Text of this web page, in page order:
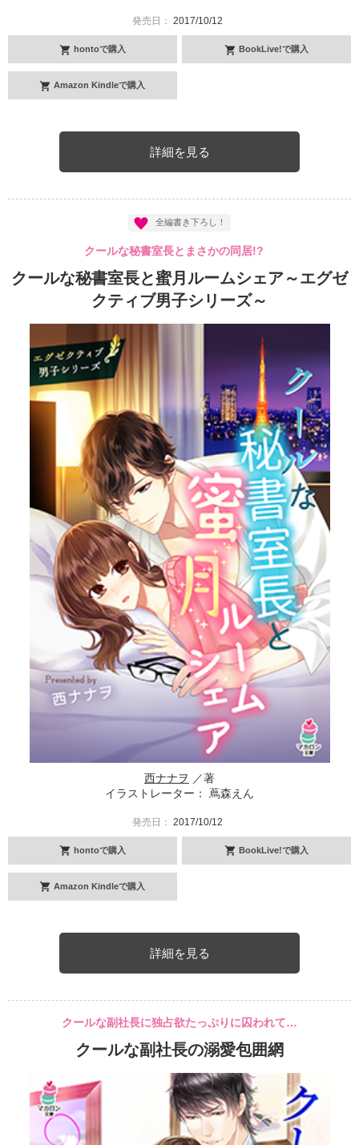
発売日： 2017/10/12
hontoで購入 BookLive!で購入
Amazon Kindleで購入
詳細を見る
全編書き下ろし！
クールな秘書室長とまさかの同居!?
クールな秘書室長と蜜月ルームシェア～エグゼ
クティブ男子シリーズ～
西ナナヲ ／著
イラストレーター： 蔦森えん
発売日： 2017/10/12
hontoで購入 BookLive!で購入
Amazon Kindleで購入
詳細を見る
クールな副社長に独占欲たっぷりに囚われて…
クールな副社長の溺愛包囲網